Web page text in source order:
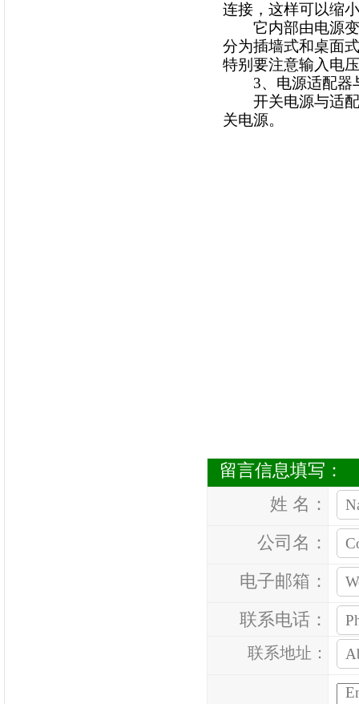
连接，这样可以缩
它内部由电源变
分为插墙式和桌面
特别要注意输入电
3、电源适配器
开关电源与适配
关电源。
留言信息填写：
姓 名：
公司名：
电子邮箱：
联系电话：
联系地址：